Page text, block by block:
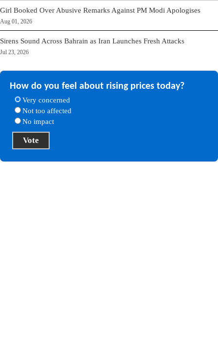
Girl Booked Over Abusive Remarks Against PM Modi Apologises
Aug 01, 2026
Sirens Sound Across Bahrain as Iran Launches Fresh Attacks
Jul 23, 2026
How do you feel about rising prices today?
Very concerned
Not too affected
No impact